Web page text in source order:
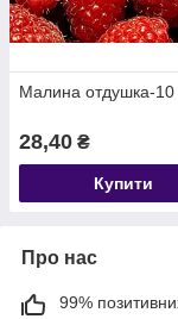
Малина отдушка-
28,40 ₴
Купити
Про нас
99%